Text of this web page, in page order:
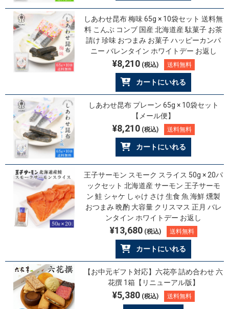
しあわせ昆布 梅味 65g × 10袋セット 送料無
料 こんぶ コンブ 国産 北海道産 駄菓子 お茶
請け 珍味 おつまみ お菓子 ハッピーカンパ
ニー バレンタイン ホワイトデー お返し
¥8,210(税込) 送料無料
カートにいれる
しあわせ昆布 プレーン 65g × 10袋セット
【メール便】
¥8,210(税込) 送料無料
カートにいれる
王子サーモン スモーク スライス 50g × 20パ
ックセット 北海道産 サーモン 王子サーモ
ン 鮭 シャケ しゃけ さけ 生食 魚 海鮮 燻製
おつまみ 晩酌 大容量 クリスマス 正月 バレ
ンタイン ホワイトデー お返し
¥13,680(税込) 送料無料
カートにいれる
【お中元ギフト対応】六花亭 詰め合わせ 六
花撰 1箱【リニューアル版】
¥5,380(税込) 送料無料